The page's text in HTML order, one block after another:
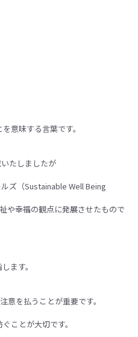
意味する言葉です。
たしましたが
ズ（Sustainable Well Being
や幸福の観点に発展させたもので
ます。
を払うことが重要です。
ことが大切です。